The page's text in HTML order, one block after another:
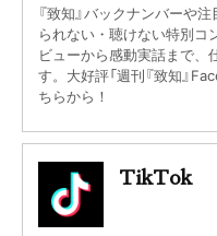
『致知』バックナンバーや
られない・聴けない特別コ
ビューから感動実話まで、
す。大好評「週刊『致知』
ちらから！
TikTok